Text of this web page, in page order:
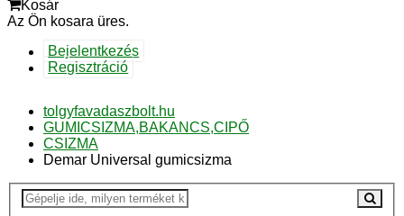
Kosár
Az Ön kosara üres.
Bejelentkezés
Regisztráció
tolgyfavadaszbolt.hu
GUMICSIZMA,BAKANCS,CIPŐ
CSIZMA
Demar Universal gumicsizma